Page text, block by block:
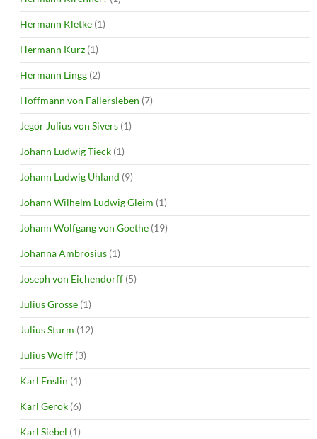
Hermann Kletke (1)
Hermann Kurz (1)
Hermann Lingg (2)
Hoffmann von Fallersleben (7)
Jegor Julius von Sivers (1)
Johann Ludwig Tieck (1)
Johann Ludwig Uhland (9)
Johann Wilhelm Ludwig Gleim (1)
Johann Wolfgang von Goethe (19)
Johanna Ambrosius (1)
Joseph von Eichendorff (5)
Julius Grosse (1)
Julius Sturm (12)
Julius Wolff (3)
Karl Enslin (1)
Karl Gerok (6)
Karl Siebel (1)